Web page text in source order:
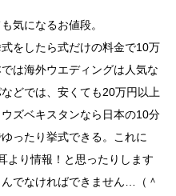
気になるお値段。
をしたら式だけの料金で10万
は海外ウエディングは人気な
どでは、安くても20万円以上
ズベキスタンなら日本の10分
ったり挙式できる。これに
より情報！と思ったりします
でなければできません…（＾